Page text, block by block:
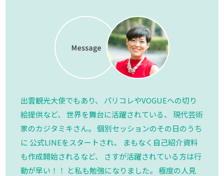
出雲観光大使でもあり、 パリコレやVOGUEへの切り
絵提供など、 世界を舞台に活躍されている、 現代芸術
家のカジタミキさん。 個別セッションのその日のうち
に 公式LINEをスタートされ、 まもなく自己紹介資料
も作成開始されるなど、 さすが活躍されている方は行
動が早い！！ と私も勉強になりました。 極度の人見